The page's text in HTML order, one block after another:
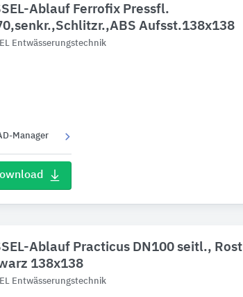
Ablauf Ferrofix Pressfl.
Aufsst.138x138
Entwässerungstechnik
Manager
Ablauf Practicus DN100 seitl., Rost
138x138
Entwässerungstechnik